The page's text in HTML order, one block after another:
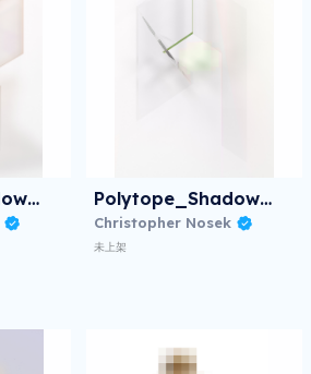
Polytope_Shadow_V Polytope_Shadow_VI
Christopher Nosek
未上架